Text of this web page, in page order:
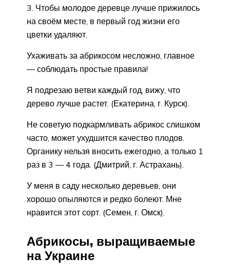
Чтобы молодое деревце лучше прижилось
на своём месте, в первый год жизни его
цветки удаляют.
Ухаживать за абрикосом несложно, главное
— соблюдать простые правила!
Я подрезаю ветви каждый год, вижу, что
дерево лучше растет. (Екатерина, г. Курск).
Не советую подкармливать абрикос слишком
часто, может ухудшится качество плодов.
Органику нельзя вносить ежегодно, а только 1
раз в 3 — 4 года. (Дмитрий, г. Астрахань).
У меня в саду несколько деревьев, они
хорошо опыляются и редко болеют. Мне
нравится этот сорт. (Семен, г. Омск).
Абрикосы, выращиваемые
на Украине